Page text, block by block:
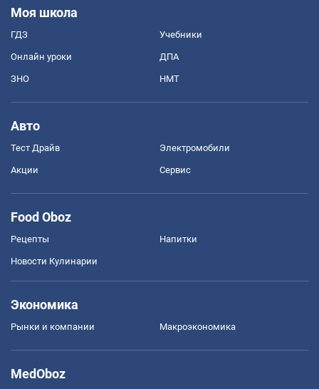
Моя школа
ГДЗ Учебники
Онлайн уроки ДПА
ЗНО НМТ
Авто
Тест Драйв Электромобили
Акции Сервис
Food Oboz
Рецепты Напитки
Новости Кулинарии
Экономика
Рынки и компании Mакроэкономика
MedOboz